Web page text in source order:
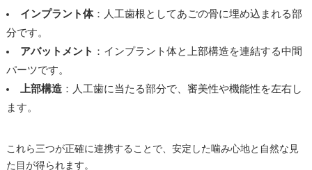
インプラント体：人工歯根としてあごの骨に埋め込まれる部
分です。
アバットメント ：インプラント体と上部構造を連結する中間
パーツです。
上部構造：人工歯に当たる部分で、審美性や機能性を左右し
ます。
これら三つが正確に連携することで、安定した噛み心地と自然な見
た目が得られます。